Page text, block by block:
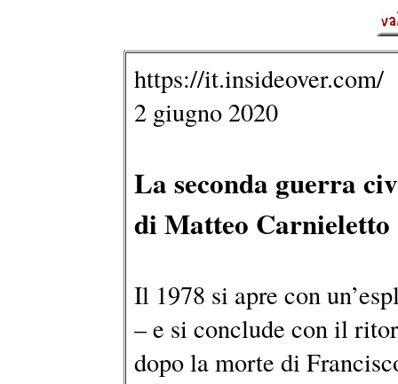
https://it.insideover.com/
2 giugno 2020
La seconda guerra
di Matteo Carnieletto
Il 1978 si apre con
– e si conclude con il
dopo la morte di